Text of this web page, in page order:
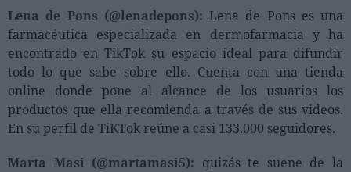
Lena de Pons (@lenadepons): Lena de Pons es una
farmacéutica especializada en dermofarmacia y ha
encontrado en TikTok su espacio ideal para difundir
todo lo que sabe sobre ello. Cuenta con una tienda
online donde pone al alcance de los usuarios los
productos que ella recomienda a través de sus videos.
En su perfil de TiKTok reúne a casi 133.000 seguidores.
Marta Masi (@martamasi5): quizás te suene de la